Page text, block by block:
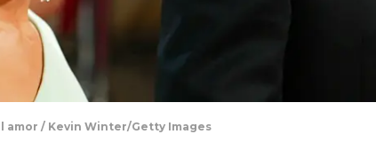
amor / Kevin Winter/Getty Images